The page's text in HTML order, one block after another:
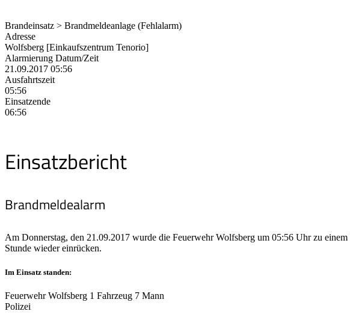
Brandeinsatz > Brandmeldeanlage (Fehlalarm)
Adresse
Wolfsberg [Einkaufszentrum Tenorio]
Alarmierung Datum/Zeit
21.09.2017 05:56
Ausfahrtszeit
05:56
Einsatzende
06:56
Einsatzbericht
Brandmeldealarm
Am Donnerstag, den 21.09.2017 wurde die Feuerwehr Wolfsberg um 05:56 Uhr zu
Stunde wieder einrücken.
Im Einsatz standen:
Feuerwehr Wolfsberg 1 Fahrzeug 7 Mann
Polizei